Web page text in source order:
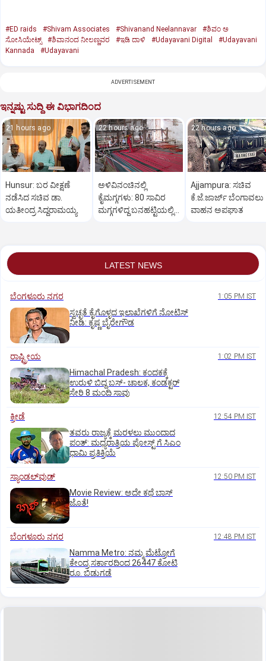
#ED raids #Shivam Associates #Shivanand Neelannavar
#ಶಿವಂ ಅ
ಸೋಸಿಯೇಟ್ಸ್
#ಶಿವಾನಂದ ನೀಲಣ್ಣವರ #ಇಡಿ ದಾಳಿ #Udayavani Digital
#Udayavani
Kannada
#Udayavani
ADVERTISEMENT
ಇನ್ನಷ್ಟು ಸುದ್ದಿ ಈ ವಿಭಾಗದಿಂದ
21 hours ago
Hunsur: ಬರ ವೀಕ್ಷಣೆ
ನಡೆಸಿದ ಸಚಿವ ಡಾ.
ಯತೀಂದ್ರ ಸಿದ್ದರಾಮಯ್ಯ
22 hours ago
ಅಳಿವಿನಂಚಿನಲ್ಲಿ
ಕೈಮಗ್ಗಗಳು: 80 ಸಾವಿರ
ಮಗ್ಗಗಳಿದ್ದ ಬನಹಟ್ಟಿಯಲ್ಲಿ
22 hours ago
Ajjampura: ಸಚಿವ
ಕೆ.ಜೆ.ಜಾರ್ಜ್ ಬೆಂಗಾವಲು
ವಾಹನ ಅಪಘಾತ
LATEST NEWS
ಬೆಂಗಳೂರು ನಗರ 1:05 PM IST
ಸ್ವಚ್ಛತೆ ಕೈಗೊಳ್ಳದ ಇಲಾಖೆಗಳಿಗೆ ನೋಟಿಸ್‌
ನೀಡಿ: ಕೃಷ್ಣ ಬೈರೇಗೌಡ
ರಾಷ್ಟ್ರೀಯ 1:02 PM IST
Himachal Pradesh: ಕಂದಕಕ್ಕೆ
ಉರುಳಿ ಬಿದ್ದ ಬಸ್-‌ ಚಾಲಕ, ಕಂಡಕ್ಟರ್‌
ಸೇರಿ 8 ಮಂದಿ ಸಾವು
ಕ್ರೀಡೆ 12:54 PM IST
ತವರು ರಾಜ್ಯಕ್ಕೆ ಮರಳಲು ಮುಂದಾದ
ಪಂತ್:‌ ಮಧ್ಯರಾತ್ರಿಯ ಪೋಸ್ಟ್‌ ಗೆ ಸಿಎಂ
ಧಾಮಿ ಪ್ರತಿಕ್ರಿಯೆ
ಸ್ಯಾಂಡಲ್‌ವುಡ್‌ 12:50 PM IST
Movie Review: ಅದೇ ಕಥೆ ಬಾಸ್‌
ಜೊತೆ!
ಬೆಂಗಳೂರು ನಗರ 12:48 PM IST
Namma Metro: ನಮ್ಮ ಮೆಟ್ರೋಗೆ
ಕೇಂದ್ರ ಸರ್ಕಾರದಿಂದ 26447 ಕೋಟಿ
ರೂ. ಬಿಡುಗಡೆ